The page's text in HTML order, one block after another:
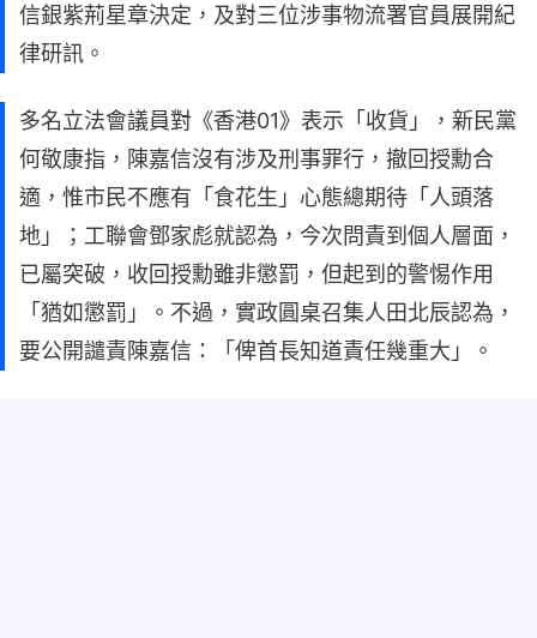
信銀紫荊星章決定，及對三位涉事物流署官員展開紀
律研訊。
多名立法會議員對《香港01》表示「收貨」，新民黨
何敬康指，陳嘉信沒有涉及刑事罪行，撤回授勳合
適，惟市民不應有「食花生」心態總期待「人頭落
地」；工聯會鄧家彪就認為，今次問責到個人層面，
已屬突破，收回授勳雖非懲罰，但起到的警惕作用
「猶如懲罰」。不過，實政圓桌召集人田北辰認為，
要公開譴責陳嘉信：「俾首長知道責任幾重大」。